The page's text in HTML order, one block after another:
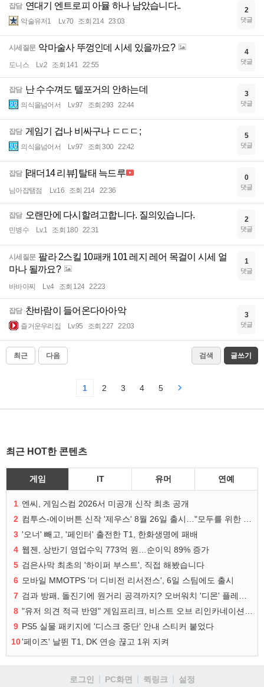
잡담 연대기 엔트로피 아뮬 하나 남았습니다..
악술유저1 Lv.70 조회 214 23:03
2
댓글
시세질문 악마술사 뚜껑인데 시세 있을까요?
도니스 Lv.2 조회 141 22:55
4
댓글
잡담 난 수수껴도 텔포거의 안하는데
의식을넘어서 Lv.97 조회 293 22:44
3
댓글
잡담 게임기 겁나 비싸구나 ㄷㄷㄷ;
의식을넘어서 Lv.97 조회 300 22:42
5
댓글
잡담 [래더14 리뷰] 탈태 늑드루
님아잡탬점 Lv.16 조회 214 22:36
0
댓글
잡담 오랜만에 다시할려고합니다. 질의있습니다.
민병수 Lv.1 조회 180 22:31
2
댓글
시세질문 팔라 2스킬 10패캐 101 레지 레어 목걸이 시세 얼
마나 될까요?
바바아찌 Lv.4 조회 124 22:23
1
댓글
잡담 찬바람이 들어온다아아악
즐거운우리집 Lv.95 조회 227 22:03
3
댓글
최근 다음 검색 글쓰기
1 2 3 4 5
최근 HOT한 콘텐츠
게임 IT 유머 연예
1 엔씨, 게임스컴 2026서 미공개 신작 최초 공개
2
3 '오너' 빼고, '페인터' 출전한 T1, 한화생명에 패배
4 웹젠, 상반기 영업수익 773억 원…순이익 89% 증가
5 검은사막 최초의 '하이퍼 부스트', 직접 해봤습니다
6 모바일 MMOTPS '더 디비전 리서전스', 6일 스팀에도 출시
7
8
9 PS5 실물 패키지에 '디스크 중단' 안내 스티커 붙었다
10'페이즈' 날뛴 T1, DK 연승 끊고 1위 지켜
로그인 PC화면 퀵링크 설정